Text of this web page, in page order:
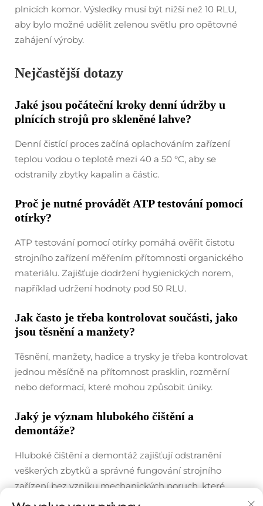
plnicích komor. Výsledky musí být nižší než 10 RLU,
aby bylo možné udělit zelenou světlu pro opětovné
zahájení výroby.
Nejčastější dotazy
Jaké jsou počáteční kroky denní údržby u
plnících strojů pro skleněné lahve?
Denní čistící proces začíná oplachováním zařízení
teplou vodou o teplotě mezi 40 a 50 °C, aby se
odstranily zbytky kapalin a částic.
Proč je nutné provádět ATP testování pomocí
otírky?
ATP testování pomocí otírky pomáhá ověřit čistotu
strojního zařízení měřením přítomnosti organického
materiálu. Zajišťuje dodržení hygienických norem,
například udržení hodnoty pod 50 RLU.
Jak často je třeba kontrolovat součásti, jako
jsou těsnění a manžety?
Těsnění, manžety, hadice a trysky je třeba kontrolovat
jednou měsíčně na přítomnost prasklin, rozměrní
nebo deformací, které mohou způsobit úniky.
Jaký je význam hlubokého čištění a
demontáže?
Hluboké čištění a demontáž zajišťují odstranění
veškerých zbytků a správné fungování strojního
zařízení bez vzniku mechanických poruch, které
často vznikají nesprávnou znovusmontáží.